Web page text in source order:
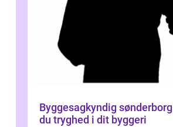
Byggesagkyndig sønderborg sådan får
du tryghed i dit byggeri